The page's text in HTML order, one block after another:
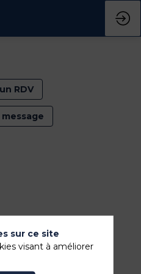
RDV
un RDV
sur ce site
visant à améliorer